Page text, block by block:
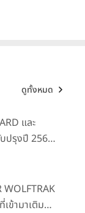
ดูทั้งหมด
และ
ปรุงปี 2569
WOLFTRAK
ข้ามาเติม